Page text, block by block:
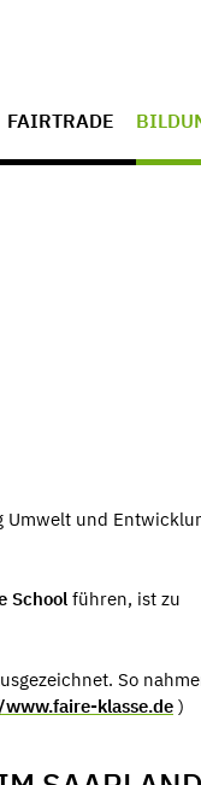
FAIRTRADE
Umwelt und
School führen, ist zu
So
klasse.de )